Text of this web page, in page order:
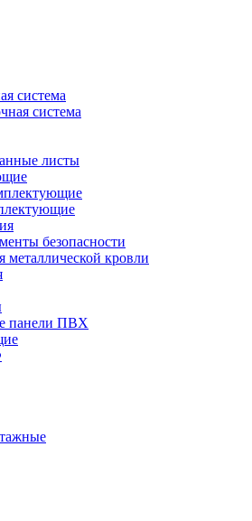
система
система
листы
безопасности
кровли
панели ПВХ